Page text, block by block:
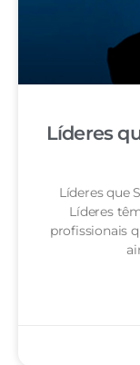
Líderes
Líderes que
Líderes
profissionais